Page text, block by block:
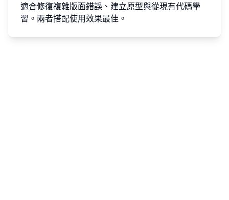
適合修復複雜版面錯誤、建立原型與從現有代碼學
習。兩者搭配使用效果最佳。